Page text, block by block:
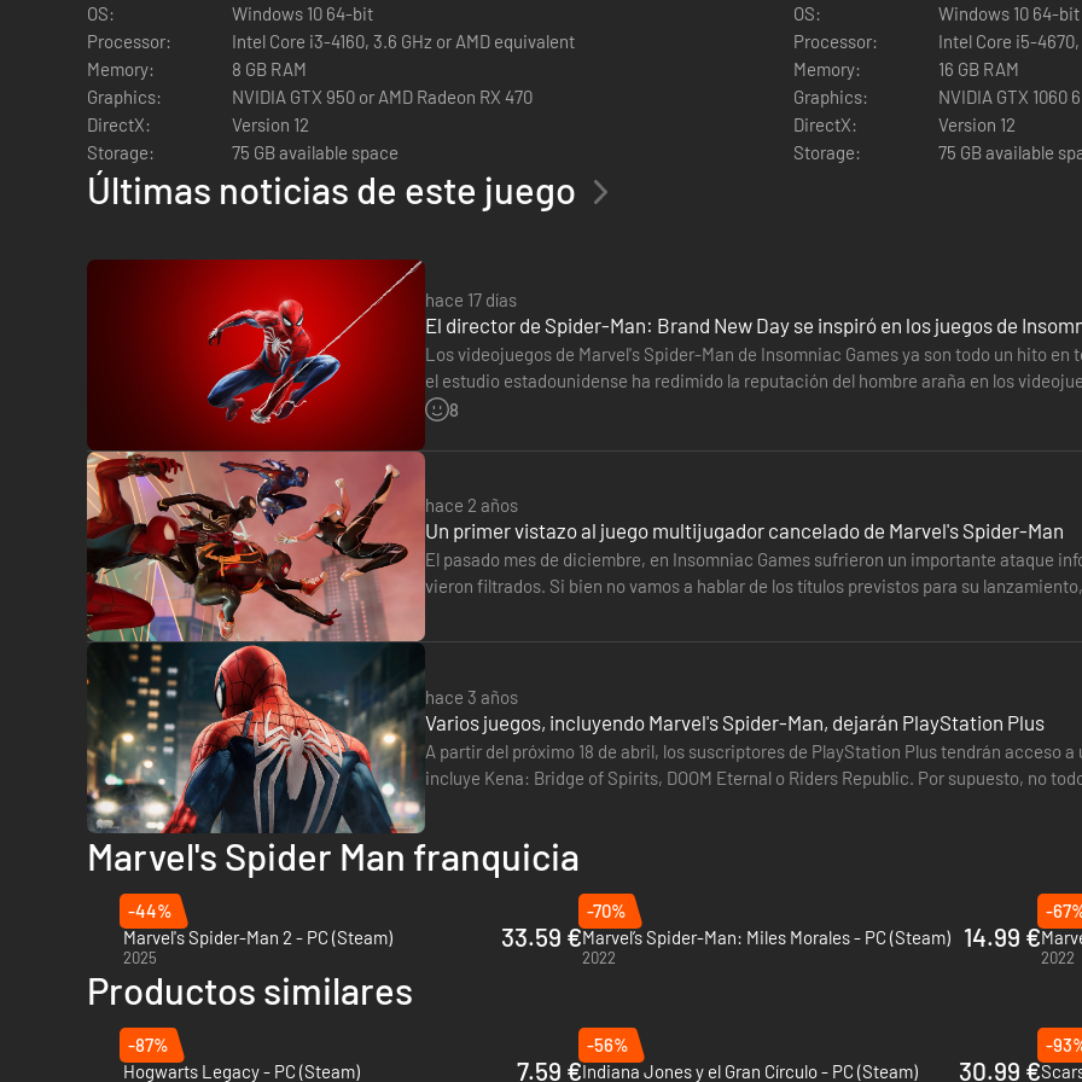
Disfruta de todo el contenido de La ciudad que nunca duerme
Marvel’s Spider-Man: La ciudad que nunca duerme es la continuación de la historia de Marvel’s Spider-Man Remasterizado.
adicionales
Características de PC
Gráficos optimizados en PC
NVIDIA DLSS, que ofrece un rendimiento mejorado, y NVIDIA DLAA, que aumenta la calidad de imagen. También compatible con
Reflejos con trazado de rayos y sombras mejoradas*
La ciudad cobra vida gracias a las sombras optimizadas y a los impresionantes reflejos con trazado de rayos, que ofrecen
Compatibilidad con monitores ultrapanorámicos**
sistemas de tres pantallas de NVIDIA Surround o AMD Eyefinity.
Controles y personalización
Siéntete como Spider-Man gracias a la tecnología háptica inmersiva y a los gatillos dinámicos del mando DualSense de
compatibilidad con teclado y ratón mediante distintas opciones de control personalizables.
*Requiere un dispositivo de pantalla y un PC compatibles.
**Requiere un PC compatible.
OS:
Windows 10 64-bit
Processor:
Intel Core i3-4160, 3.6 GHz or AMD equivalent
Memory:
8 GB RAM
Graphics:
NVIDIA GTX 950 or AMD Radeon RX 470
DirectX:
Version 12
Storage:
75 GB available space
OS:
Windows 10 64-bit
Processor:
Intel Core i5-4670,
Memory:
16 GB RAM
Graphics:
NVIDIA GTX 1060
DirectX:
Version 12
Storage:
75 GB available
Últimas noticias de este juego
hace 17 días
El director de Spider-Man: Brand New Day se inspiró en los juegos de
Los videojuegos de Marvel's Spider-Man de Insomniac Games ya son todo un hito
el estudio estadounidense ha redimido la reputación del hombre araña en los
director de…
8
hace 2 años
Un primer vistazo al juego multijugador cancelado de Marvel's Spider-Man
El pasado mes de diciembre, en Insomniac Games sufrieron un importante ataque
vieron filtrados. Si bien no vamos a hablar de los títulos previstos para su
hace 3 años
Varios juegos, incluyendo Marvel's Spider-Man, dejarán PlayStation Plus
A partir del próximo 18 de abril, los suscriptores de PlayStation Plus tendrán acceso
incluye Kena: Bridge of Spirits, DOOM Eternal o Riders Republic. Por supuesto, no
Marvel's Spider Man franquicia
-44%
Marvel's Spider-Man 2 - PC (Steam)
2025
33.59 €
-70%
Marvel’s Spider-Man: Miles Morales - PC (Steam)
2022
14.99 €
-
2022
Productos similares
-87%
Hogwarts Legacy - PC (Steam)
7.59 €
-56%
Indiana Jones y el Gran Círculo - PC (Steam)
30.99 €
-